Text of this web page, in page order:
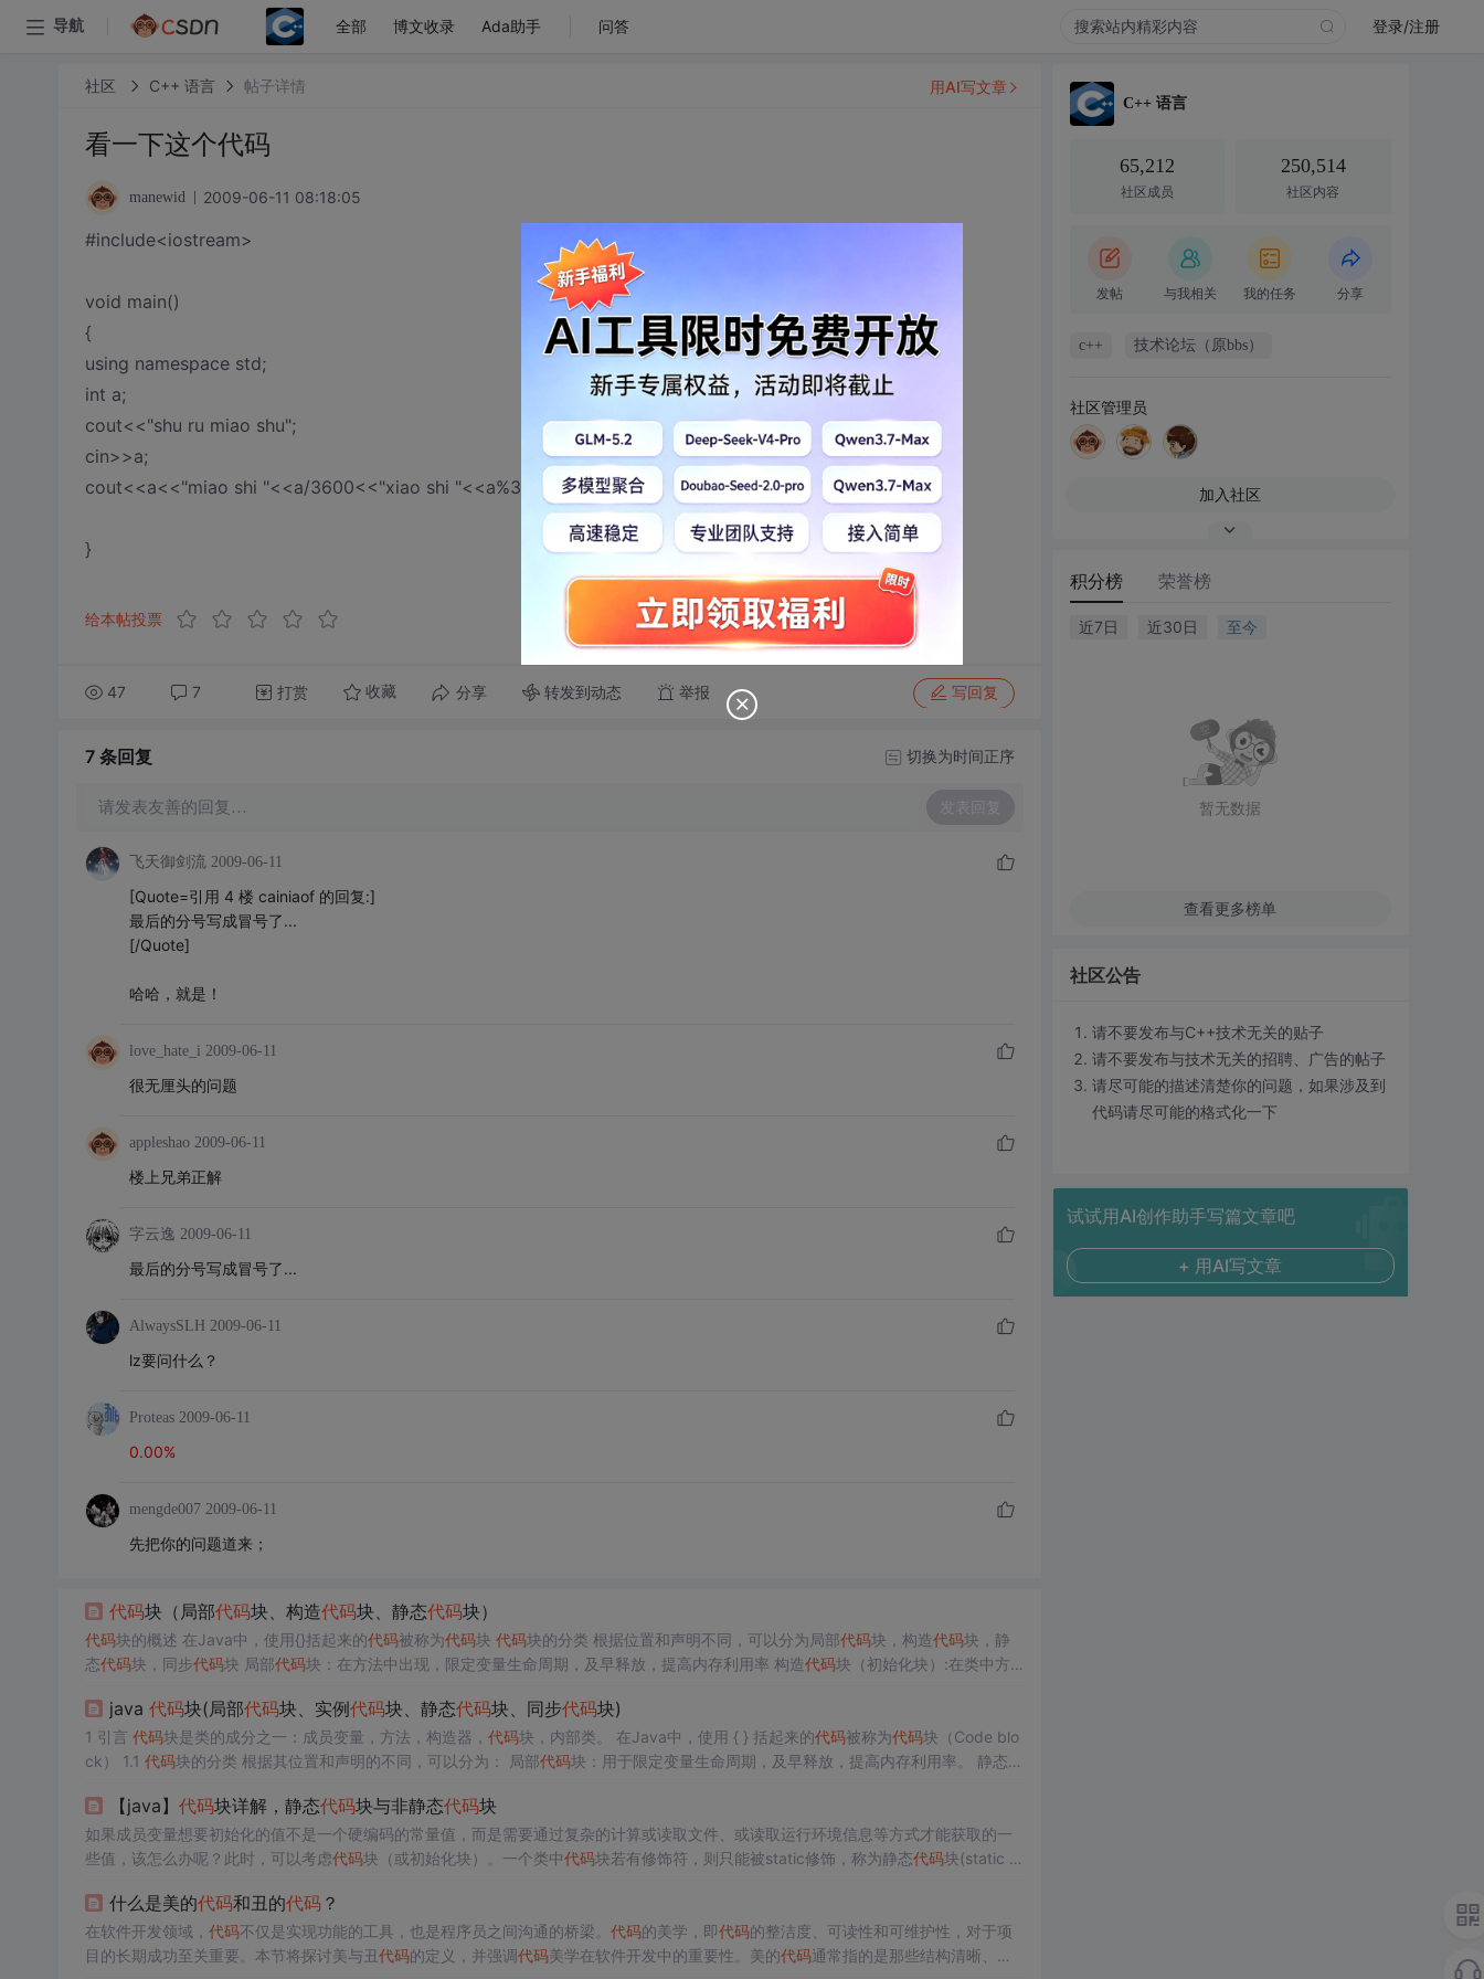
导航 全部 博文收录 Ada助手 问答 登录/注册
社区 C++ 语言 帖子详情
看一下这个代码
manewid 2009-06-11 08:18:05
#include<iostream>
void main()
{
using namespace std;
int a;
cout<<"shu ru miao shu";
cin>>a;
cout<<a<<"miao shi "<<a/3600<<"xiao shi "<<a%3600/60<<"fen zhong "<<a%60<<"miao"<<endl:
}
给本帖投票
47 7 打赏 收藏 分享 转发到动态 举报 写回复
用AI写文章
7 条回复 切换为时间正序
请发表友善的回复… 发表回复
飞天御剑流 2009-06-11
[Quote=引用 4 楼 cainiaof 的回复:]
最后的分号写成冒号了...
[/Quote]
哈哈，就是！
love_hate_i 2009-06-11
很无厘头的问题
appleshao 2009-06-11
楼上兄弟正解
字云逸 2009-06-11
最后的分号写成冒号了...
AlwaysSLH 2009-06-11
lz要问什么？
Proteas 2009-06-11
0.00%
mengde007 2009-06-11
先把你的问题道来；
代码块（局部代码块、构造代码块、静态代码块）
代码 块的概述 在Java中，使用{}括起来的代码被称为代码块 代码块的分类 根据位置和声明不同，可以分为局部代码块，构造代码块，静
态代码块，同步代码 块 局部代码块：在方法中出现，限定变量生命周期，及早释放，提高内存利用率 构造代码块（初始化块）:在类中方
java 代码块(局部代码块、实例代码块、静态代码块、同步代码块)
1 引言 代码块是类的成分之一：成员变量，方法，构造器， 代码块，内部类。 在Java中，使用 { } 括起来的代码被称为代码块（Code blo
ck） 1.1 代码 块的分类 根据其位置和声明的不同，可以分为： 局部代码块：用于限定变量生命周期，及早释放，提高内存利用率。 静态 代
程保护机制。 2 局部代码块 在方法中出现，可以限定变量生命周期，及早释放，提高内存利用率。 2.1 示例
【java】 代码块详解，静态代码块与非静态代码块
如果成员变量想要初始化的值不是一个硬编码的常量值，而是需要通过复杂的计算或读取文件、或读取运行环境信息等方式才能获取的一
些值，该怎么办呢？此时，可以考虑代码块（或初始化块）。一个类中代码块若有修饰符，则只能被static修饰，称为静态代码块(static bl
什么是美的代码和丑的代码 ？
在软件开发领域， 代码不仅是实现功能的工具，也是程序员之间沟通的桥梁。 代码的美学，即代码的整洁度、可读性和可维护性，对于项
目的长期成功至关重要。本节将探讨美与丑代码的定义，并强调代码美学在软件开发中的重要性。美的代码通常指的是那些结构清晰、逻
C++ 语言
65,212
社区成员
250,514
社区内容
发帖 与我相关 我的任务 分享
c++ 技术论坛（原bbs）
社区管理员
加入社区
积分榜 荣誉榜
近7日 近30日 至今
暂无数据
查看更多榜单
社区公告
请不要发布与C++技术无关的贴子
请不要发布与技术无关的招聘、广告的帖子
请尽可能的描述清楚你的问题，如果涉及到
代码请尽可能的格式化一下
试试用AI创作助手写篇文章吧
+ 用AI写文章